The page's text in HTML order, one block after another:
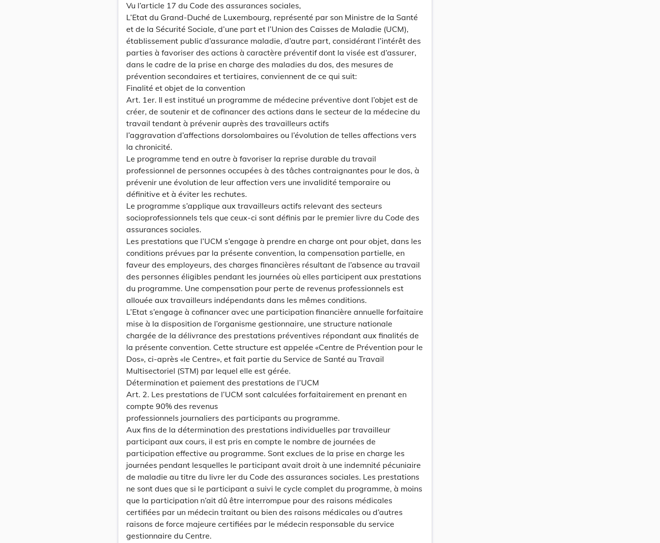
Vu l’article 17 du Code des assurances sociales,
L’Etat du Grand-Duché de Luxembourg, représenté par son Ministre de la Santé
et de la Sécurité Sociale, d’une part et l’Union des Caisses de Maladie (UCM),
établissement public d’assurance maladie, d’autre part, considérant l’intérêt des
parties à favoriser des actions à caractère préventif dont la visée est d’assurer,
dans le cadre de la prise en charge des maladies du dos, des mesures de
prévention secondaires et tertiaires, conviennent de ce qui suit:
Finalité et objet de la convention
Art. 1er. Il est institué un programme de médecine préventive dont l’objet est de
créer, de soutenir et de cofinancer des actions dans le secteur de la médecine du
travail tendant à prévenir auprès des travailleurs actifs
l’aggravation d’affections dorsolombaires ou l’évolution de telles affections vers
la chronicité.
Le programme tend en outre à favoriser la reprise durable du travail
professionnel de personnes occupées à des tâches contraignantes pour le dos, à
prévenir une évolution de leur affection vers une invalidité temporaire ou
définitive et à éviter les rechutes.
Le programme s’applique aux travailleurs actifs relevant des secteurs
socioprofessionnels tels que ceux-ci sont définis par le premier livre du Code des
assurances sociales.
Les prestations que l’UCM s’engage à prendre en charge ont pour objet, dans les
conditions prévues par la présente convention, la compensation partielle, en
faveur des employeurs, des charges financières résultant de l’absence au travail
des personnes éligibles pendant les journées où elles participent aux prestations
du programme. Une compensation pour perte de revenus professionnels est
allouée aux travailleurs indépendants dans les mêmes conditions.
L’Etat s’engage à cofinancer avec une participation financière annuelle forfaitaire
mise à la disposition de l’organisme gestionnaire, une structure nationale
chargée de la délivrance des prestations préventives répondant aux finalités de
la présente convention. Cette structure est appelée «Centre de Prévention pour le
Dos», ci-après «le Centre», et fait partie du Service de Santé au Travail
Multisectoriel (STM) par lequel elle est gérée.
Détermination et paiement des prestations de l’UCM
Art. 2. Les prestations de l’UCM sont calculées forfaitairement en prenant en
compte 90% des revenus
professionnels journaliers des participants au programme.
Aux fins de la détermination des prestations individuelles par travailleur
participant aux cours, il est pris en compte le nombre de journées de
participation effective au programme. Sont exclues de la prise en charge les
journées pendant lesquelles le participant avait droit à une indemnité pécuniaire
de maladie au titre du livre Ier du Code des assurances sociales. Les prestations
ne sont dues que si le participant a suivi le cycle complet du programme, à moins
que la participation n’ait dû être interrompue pour des raisons médicales
certifiées par un médecin traitant ou bien des raisons médicales ou d’autres
raisons de force majeure certifiées par le médecin responsable du service
gestionnaire du Centre.